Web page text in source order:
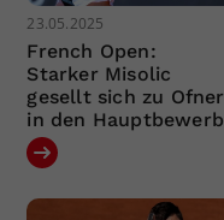
23.05.2025
French Open:
Starker Misolic
gesellt sich zu Ofner
in den Hauptbewerb